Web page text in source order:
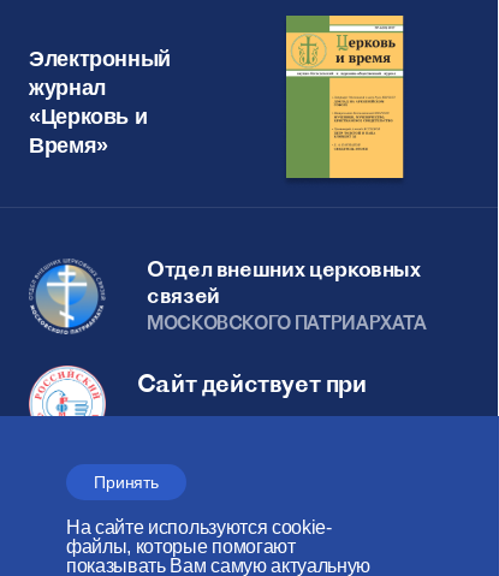
Принять
На сайте используются cookie-
файлы, которые помогают
показывать Вам самую актуальную
Электронный
журнал
«Церковь и
Время»
Отдел внешних церковных
связей
МОСКОВСКОГО ПАТРИАРХАТА
Сайт действует при
поддержке
Российского фонда мира
Веб-сайт создан при содействии
Фонда поддержки христианской